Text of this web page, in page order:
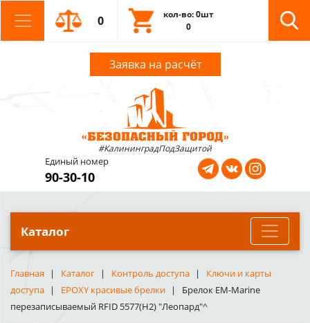
0
кол-во: 0шт
0
Заявка на расчёт
#КалининградПодЗащитой
Единый номер
90-30-10
Каталог
Главная Каталог Контроль доступа
Ключи и карты
доступа
EPOXY красивые брелки
Брелок EM-Marine
перезаписываемый RFID 5577(H2) "Леопард"^